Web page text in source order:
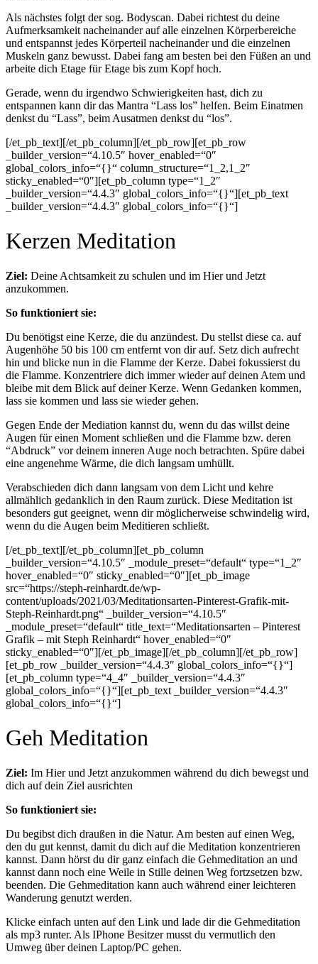
Als nächstes folgt der sog. Bodyscan. Dabei richtest du deine
Aufmerksamkeit nacheinander auf alle einzelnen Körperbereiche
und entspannst jedes Körperteil nacheinander und die einzelnen
Muskeln ganz bewusst. Dabei fang am besten bei den Füßen an und
arbeite dich Etage für Etage bis zum Kopf hoch.
Gerade, wenn du irgendwo Schwierigkeiten hast, dich zu
entspannen kann dir das Mantra “Lass los” helfen. Beim Einatmen
denkst du “Lass”, beim Ausatmen denkst du “los”.
[/et_pb_text][/et_pb_column][/et_pb_row][et_pb_row
_builder_version=“4.10.5″ hover_enabled=“0″
global_colors_info=“{}“ column_structure=“1_2,1_2″
sticky_enabled=“0″][et_pb_column type=“1_2″
_builder_version=“4.4.3″ global_colors_info=“{}“][et_pb_text
_builder_version=“4.4.3″ global_colors_info=“{}“]
Kerzen Meditation
Ziel: Deine Achtsamkeit zu schulen und im Hier und Jetzt
anzukommen.
So funktioniert sie:
Du benötigst eine Kerze, die du anzündest. Du stellst diese ca. auf
Augenhöhe 50 bis 100 cm entfernt von dir auf. Setz dich aufrecht
hin und blicke nun in die Flamme der Kerze. Dabei fokussierst du
die Flamme. Konzentriere dich immer wieder auf deinen Atem und
bleibe mit dem Blick auf deiner Kerze. Wenn Gedanken kommen,
lass sie kommen und lass sie wieder gehen.
Gegen Ende der Mediation kannst du, wenn du das willst deine
Augen für einen Moment schließen und die Flamme bzw. deren
“Abdruck” vor deinem inneren Auge noch betrachten. Spüre dabei
eine angenehme Wärme, die dich langsam umhüllt.
Verabschieden dich dann langsam von dem Licht und kehre
allmählich gedanklich in den Raum zurück. Diese Meditation ist
besonders gut geeignet, wenn dir möglicherweise schwindelig wird,
wenn du die Augen beim Meditieren schließt.
[/et_pb_text][/et_pb_column][et_pb_column
_builder_version=“4.10.5″ _module_preset=“default“ type=“1_2″
hover_enabled=“0″ sticky_enabled=“0″][et_pb_image
src=“https://steph-reinhardt.de/wp-
content/uploads/2021/03/Meditationsarten-Pinterest-Grafik-mit-
Steph-Reinhardt.png“ _builder_version=“4.10.5″
_module_preset=“default“ title_text=“Meditationsarten – Pinterest
Grafik – mit Steph Reinhardt“ hover_enabled=“0″
sticky_enabled=“0″][/et_pb_image][/et_pb_column][/et_pb_row]
[et_pb_row _builder_version=“4.4.3″ global_colors_info=“{}“]
[et_pb_column type=“4_4″ _builder_version=“4.4.3″
global_colors_info=“{}“][et_pb_text _builder_version=“4.4.3″
global_colors_info=“{}“]
Geh Meditation
Ziel: Im Hier und Jetzt anzukommen während du dich bewegst und
dich auf dein Ziel ausrichten
So funktioniert sie:
Du begibst dich draußen in die Natur. Am besten auf einen Weg,
den du gut kennst, damit du dich auf die Meditation konzentrieren
kannst. Dann hörst du dir ganz einfach die Gehmeditation an und
kannst dann noch eine Weile in Stille deinen Weg fortzsetzen bzw.
beenden. Die Gehmeditation kann auch während einer leichteren
Wanderung genutzt werden.
Klicke einfach unten auf den Link und lade dir die Gehmeditation
als mp3 runter. Als IPhone Besitzer musst du vermutlich den
Umweg über deinen Laptop/PC gehen.